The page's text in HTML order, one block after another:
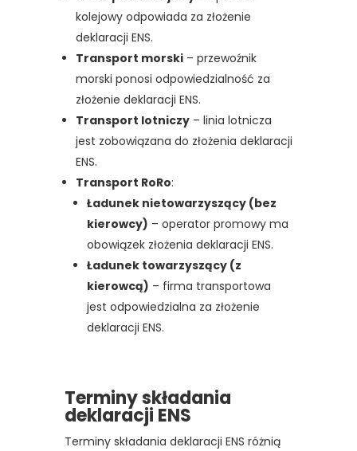
kolejowy odpowiada za złożenie
deklaracji ENS.
Transport morski– przewoźnik
morski ponosi odpowiedzialność za
złożenie deklaracji ENS.
Transport lotniczy– linia lotnicza
jest zobowiązana do złożenia deklaracji
ENS.
Transport RoRo:
Ładunek nietowarzyszący (bez
kierowcy) – operator promowy ma
obowiązek złożenia deklaracji ENS.
Ładunek towarzyszący (z
kierowcą) – firma transportowa
jest odpowiedzialna za złożenie
deklaracji ENS.
Terminy składania
deklaracji ENS
Terminy składania deklaracji ENS różnią